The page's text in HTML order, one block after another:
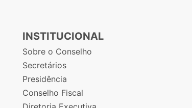
INSTITUCIONAL
Sobre o Conselho
Secretários
Presidência
Conselho Fiscal